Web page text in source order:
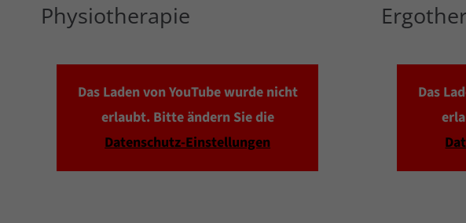
Physiotherapie
Das Laden von YouTube wurde nicht
erlaubt. Bitte ändern Sie die
Datenschutz-Einstellungen
Das